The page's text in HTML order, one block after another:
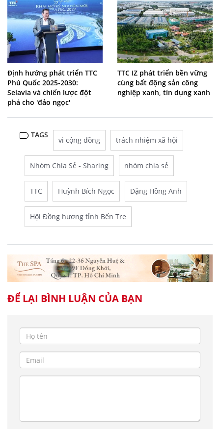
Định hướng phát triển TTC
Phú Quốc 2025-2030:
Selavia và chiến lược đột
phá cho 'đảo ngọc'
TTC IZ phát triển bền vững
cùng bất động sản công
nghiệp xanh, tín dụng xanh
TAGS
vì cộng đồng trách nhiệm xã hội
Nhóm Chia Sẻ - Sharing nhóm chia sẻ
TTC Huỳnh Bích Ngọc Đặng Hồng Anh
Hội Đồng hương tỉnh Bến Tre
ĐỂ LẠI BÌNH LUẬN CỦA BẠN